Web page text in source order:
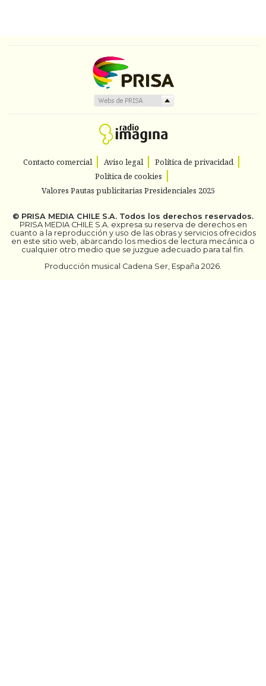
Contacto comercial Aviso legal
Política de privacidad
Política de cookies
Valores Pautas publicitarias Presidenciales 2025
© PRISA MEDIA CHILE S.A. Todos los derechos reservados.
PRISA MEDIA CHILE S.A. expresa su reserva de derechos en
cuanto a la reproducción y uso de las obras y servicios ofrecidos
en este sitio web, abarcando los medios de lectura mecánica o
cualquier otro medio que se juzgue adecuado para tal fin.
Producción musical Cadena Ser, España 2026.